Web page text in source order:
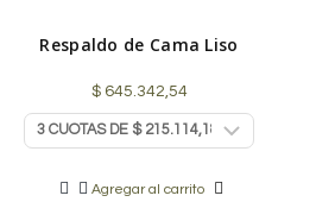
Respaldo de Cama Liso
$645.342,54
Agregar al carrito